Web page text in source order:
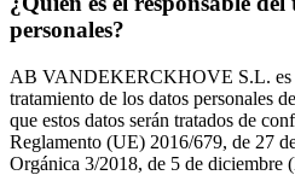
personales?
AB VANDEKERCKHOVE S.L. es
tratamiento de los datos personales
que estos datos serán tratados de
Reglamento (UE) 2016/679, de 27
Orgánica 3/2018, de 5 de